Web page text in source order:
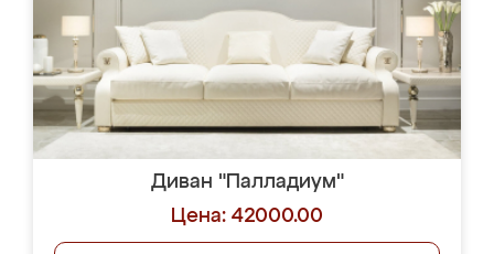
Диван "Палладиум"
Цена: 42000.00